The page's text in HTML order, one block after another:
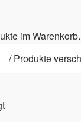
im Warenkorb.
/Produkte